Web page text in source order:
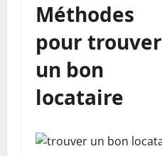
Méthodes
pour trouver
un bon
locataire